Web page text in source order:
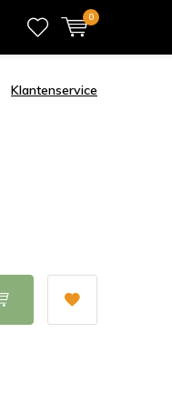
0
Klantenservice